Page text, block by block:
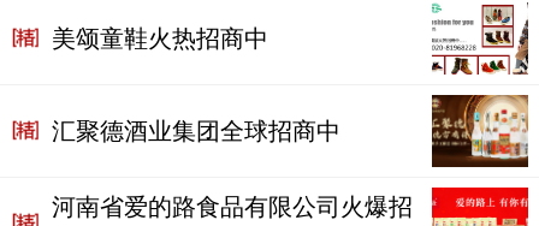
美颂童鞋火热招商中
汇聚德酒业集团全球招商中
河南省爱的路食品有限公司火爆招